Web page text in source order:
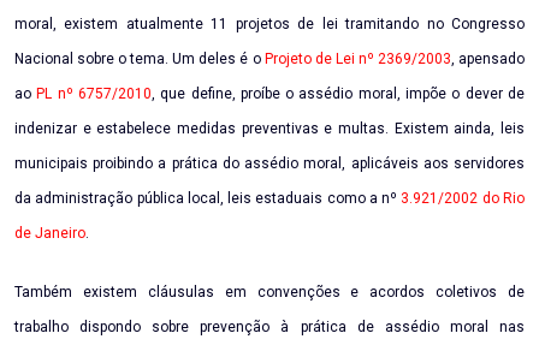
moral, existem atualmente 11 projetos de lei tramitando no Congresso
Nacional sobre o tema. Um deles é o Projeto de Lei nº 2369/2003, apensado
ao PL nº 6757/2010, que define, proíbe o assédio moral, impõe o dever de
indenizar e estabelece medidas preventivas e multas. Existem ainda, leis
municipais proibindo a prática do assédio moral, aplicáveis aos servidores
da administração pública local, leis estaduais como a nº 3.921/2002 do Rio
de Janeiro.
Também existem cláusulas em convenções e acordos coletivos de
trabalho dispondo sobre prevenção à prática de assédio moral nas